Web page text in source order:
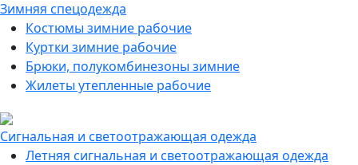
Зимняя спецодежда
Костюмы зимние рабочие
Куртки зимние рабочие
Брюки, полукомбинезоны зимние
Жилеты утепленные рабочие
Сигнальная и светоотражающая одежда
Летняя сигнальная и светоотражающая одежда